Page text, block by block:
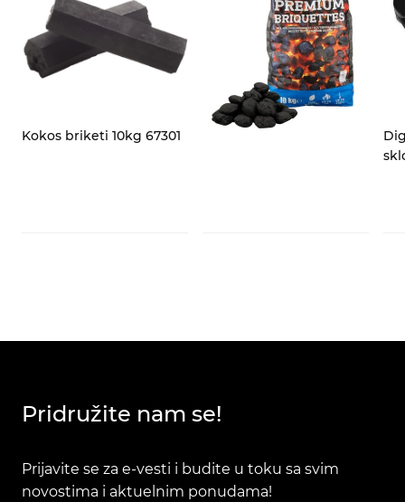
Kokos briketi 10kg 67301
Pridružite nam se!
Prijavite se za e-vesti i budite u toku sa svim
novostima i aktuelnim ponudama!